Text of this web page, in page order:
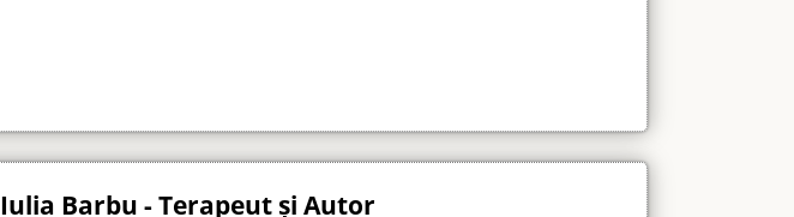
Iulia Barbu - Terapeut și Autor